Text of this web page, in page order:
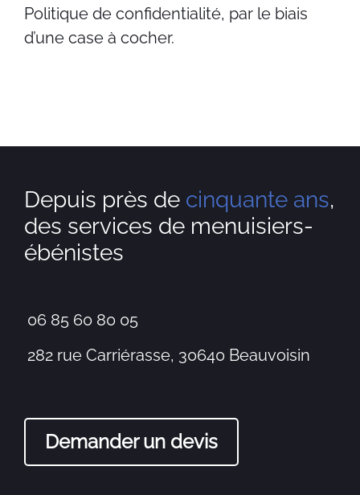
Politique de confidentialité, par le biais
d’une case à cocher.
Depuis près de cinquante ans,
des services de menuisiers-
ébénistes
06 85 60 80 05
282 rue Carriérasse, 30640 Beauvoisin
Demander un devis